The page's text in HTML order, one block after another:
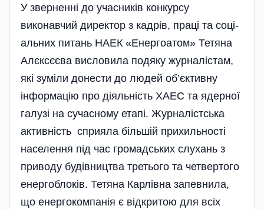
У зверненні до учасників конкурсу
виконавчий директор з кадрів, праці та соці­
альних питань НАЕК «Енергоатом» Тетяна
Алєксєєва висловила подяку журналістам,
які зуміли донести до людей об’єктивну
інформацію про діяльність ХАЕС та ядерної
галузі на сучасному етапі. Журналіст­ська
актив­ність сприяла більшій прихильності
населення під час громадських слухань з
приводу будівництва тре­тього та четвертого
енерго­блоків. Тетяна Карлівна запевнил­а,
що енергокомпанія є відкритою для всіх